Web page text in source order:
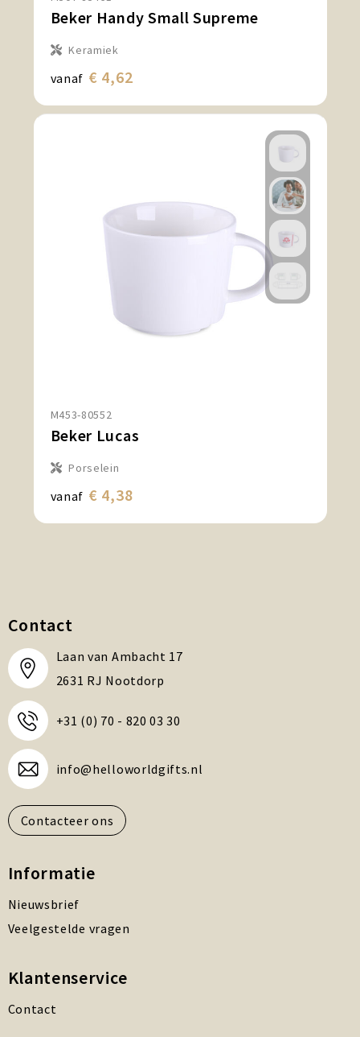
Beker Handy Small Supreme
Keramiek
vanaf € 4,62
M453-80552
Beker Lucas
Porselein
vanaf € 4,38
Contact
Laan van Ambacht 17
2631 RJ Nootdorp
+31 (0) 70 - 820 03 30
info@helloworldgifts.nl
Contacteer ons
Informatie
Nieuwsbrief
Veelgestelde vragen
Klantenservice
Contact